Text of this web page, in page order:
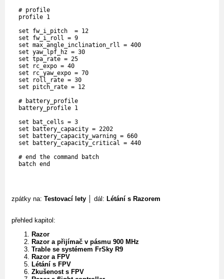
  # profile
  profile 1
  set fw_i_pitch  = 12
  set fw_i_roll = 9
  set max_angle_inclination_rll = 400
  set yaw_lpf_hz = 30
  set tpa_rate = 25
  set rc_expo = 40
  set rc_yaw_expo = 70
  set roll_rate = 30
  set pitch_rate = 12
  # battery_profile
  battery_profile 1
  set bat_cells = 3
  set battery_capacity = 2202
  set battery_capacity_warning = 660
  set battery_capacity_critical = 440
  # end the command batch
zpátky na: Testovací lety │ dál: Létání s Razorem
přehled kapitol:
Razor
Razor a přijímač v pásmu 900 MHz
Trable se systémem FrSky R9
Razor a FPV
Létání s FPV
Zkušenost s FPV